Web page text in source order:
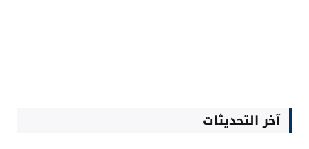
آخر التحديثات